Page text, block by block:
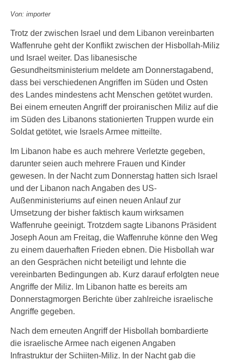
Von: importer
Trotz der zwischen Israel und dem Libanon vereinbarten
Waffenruhe geht der Konflikt zwischen der Hisbollah-Miliz
und Israel weiter. Das libanesische
Gesundheitsministerium meldete am Donnerstagabend,
dass bei verschiedenen Angriffen im Süden und Osten
des Landes mindestens acht Menschen getötet wurden.
Bei einem erneuten Angriff der proiranischen Miliz auf die
im Süden des Libanons stationierten Truppen wurde ein
Soldat getötet, wie Israels Armee mitteilte.
Im Libanon habe es auch mehrere Verletzte gegeben,
darunter seien auch mehrere Frauen und Kinder
gewesen. In der Nacht zum Donnerstag hatten sich Israel
und der Libanon nach Angaben des US-
Außenministeriums auf einen neuen Anlauf zur
Umsetzung der bisher faktisch kaum wirksamen
Waffenruhe geeinigt. Trotzdem sagte Libanons Präsident
Joseph Aoun am Freitag, die Waffenruhe könne den Weg
zu einem dauerhaften Frieden ebnen. Die Hisbollah war
an den Gesprächen nicht beteiligt und lehnte die
vereinbarten Bedingungen ab. Kurz darauf erfolgten neue
Angriffe der Miliz. Im Libanon hatte es bereits am
Donnerstagmorgen Berichte über zahlreiche israelische
Angriffe gegeben.
Nach dem erneuten Angriff der Hisbollah bombardierte
die israelische Armee nach eigenen Angaben
Infrastruktur der Schiiten-Miliz. In der Nacht gab die